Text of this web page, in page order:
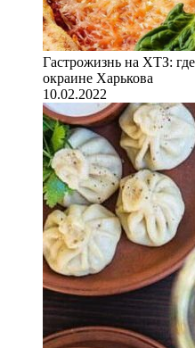
Гастрожизнь на ХТЗ:
окраине Харькова
10.02.2022